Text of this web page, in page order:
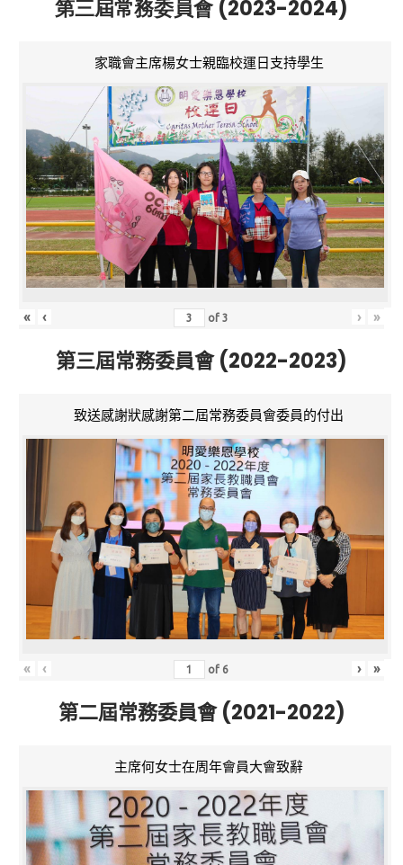
第三屆常務委員會 (2023-2024)
家職會主席楊女士親臨校運日支持學生
« ‹ of3 › »
第三屆常務委員會 (2022-2023)
致送感謝狀感謝第二屆常務委員會委員的付出
« ‹ of 6 › »
第二屆常務委員會 (2021-2022)
主席何女士在周年會員大會致辭